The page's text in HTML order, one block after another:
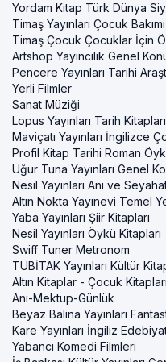
Yordam Kitap Türk Dünya
Timaş Yayınları Çocuk
Timaş Çocuk Çocuklar İçin
Artshop Yayıncılık Genel
Pencere Yayınları Tarihi
Yerli Filmler
Sanat Müziği
Lopus Yayınları Tarih Kitapları
Maviçatı Yayınları İngilizce
Profil Kitap Tarihi Roman
Uğur Tuna Yayınları Genel
Nesil Yayınları Anı ve
Altın Nokta Yayınevi Temel
Yaba Yayınları Şiir Kitapları
Nesil Yayınları Öykü Kitapları
Swiff Tuner Metronom
TÜBİTAK Yayınları Kültür
Altın Kitaplar - Çocuk
Anı-Mektup-Günlük
Beyaz Balina Yayınları
Kare Yayınları İngiliz
Yabancı Komedi Filmleri